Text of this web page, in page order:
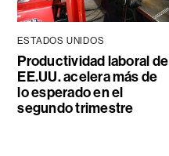
ESTADOS UNIDOS
Productividad laboral de
EE.UU. acelera más de
lo esperado en el
segundo trimestre